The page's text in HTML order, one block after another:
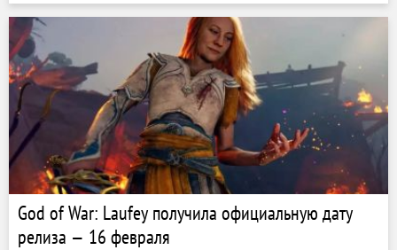
God of War: Laufey получила официальную дату
релиза — 16 февраля